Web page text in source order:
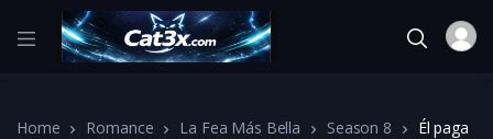
Home Romance La Fea Más Bella Season 8
Él paga